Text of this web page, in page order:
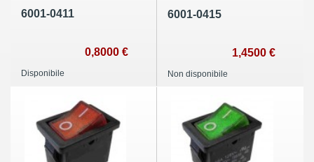
6001-0411
0,8000 €
Disponibile
6001-0415
1,4500 €
Non disponibile